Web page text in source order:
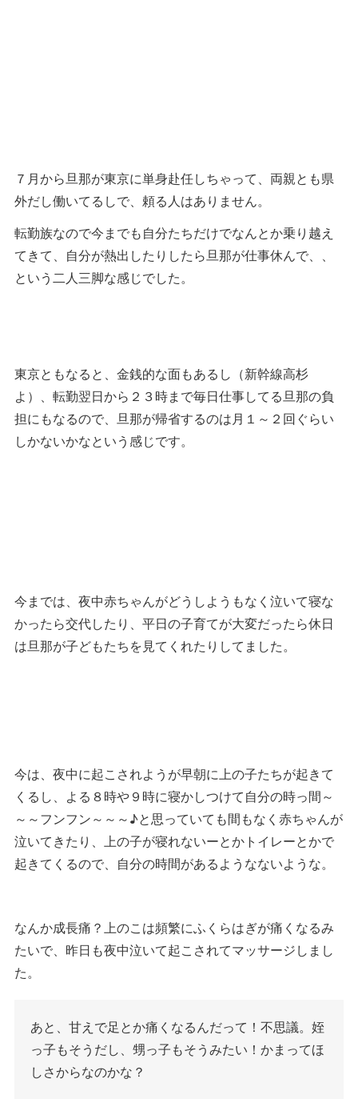
７月から旦那が東京に単身赴任しちゃって、両親とも県
外だし働いてるしで、頼る人はありません。
転勤族なので今までも自分たちだけでなんとか乗り越え
てきて、自分が熱出したりしたら旦那が仕事休んで、、
という二人三脚な感じでした。
東京ともなると、金銭的な面もあるし（新幹線高杉
よ）、転勤翌日から２３時まで毎日仕事してる旦那の負
担にもなるので、旦那が帰省するのは月１～２回ぐらい
しかないかなという感じです。
今までは、夜中赤ちゃんがどうしようもなく泣いて寝な
かったら交代したり、平日の子育てが大変だったら休日
は旦那が子どもたちを見てくれたりしてました。
今は、夜中に起こされようが早朝に上の子たちが起きて
くるし、よる８時や９時に寝かしつけて自分の時っ間～
～～フンフン～～～♪と思っていても間もなく赤ちゃんが
泣いてきたり、上の子が寝れないーとかトイレーとかで
起きてくるので、自分の時間があるようなないような。
なんか成長痛？上のこは頻繁にふくらはぎが痛くなるみ
たいで、昨日も夜中泣いて起こされてマッサージしまし
た。
あと、甘えで足とか痛くなるんだって！不思議。姪
っ子もそうだし、甥っ子もそうみたい！かまってほ
しさからなのかな？